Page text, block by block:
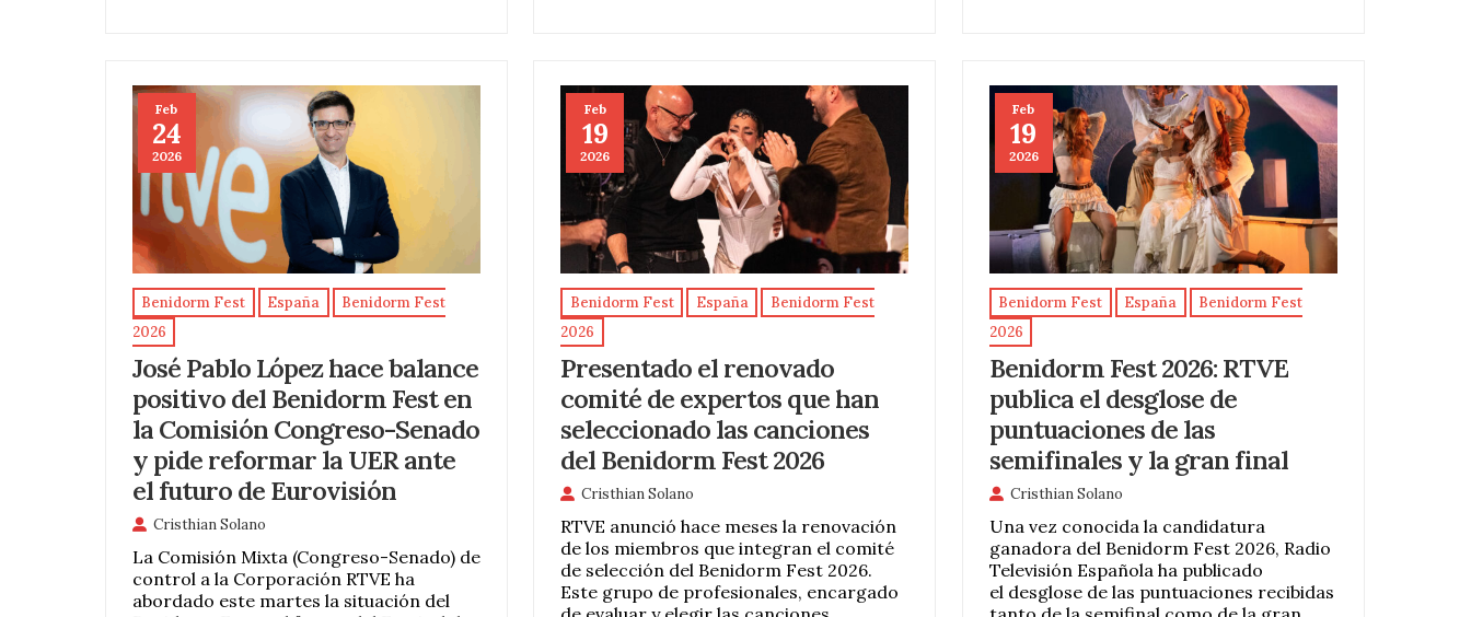
Feb
24
2026
Benidorm Fest España
Benidorm Fest
2026
José Pablo López hace balance
positivo del Benidorm Fest en
la Comisión Congreso-Senado
y pide reformar la UER ante
el futuro de Eurovisión
Cristhian Solano
La Comisión Mixta (Congreso-Senado) de
control a la Corporación RTVE ha
abordado este martes la situación del
Feb
19
2026
Benidorm Fest España
Benidorm Fest
2026
Presentado el renovado
comité de expertos que han
seleccionado las canciones
del Benidorm Fest 2026
Cristhian Solano
RTVE anunció hace meses la renovación
de los miembros que integran el comité
de selección del Benidorm Fest 2026.
Este grupo de profesionales, encargado
Feb
19
2026
Benidorm Fest España
Benidorm Fest
2026
Benidorm Fest 2026: RTVE
publica el desglose de
puntuaciones de las
semifinales y la gran final
Cristhian Solano
Una vez conocida la candidatura
ganadora del Benidorm Fest 2026, Radio
Televisión Española ha publicado
el desglose de las puntuaciones recibidas